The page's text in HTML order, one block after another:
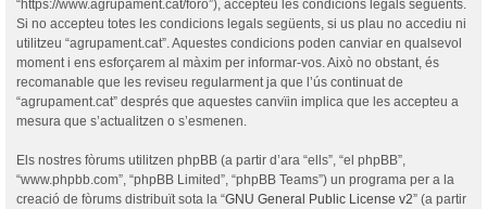
“https://www.agrupament.cat/foro”), accepteu les condicions legals següents.
Si no accepteu totes les condicions legals següents, si us plau no accediu ni
utilitzeu “agrupament.cat”. Aquestes condicions poden canviar en qualsevol
moment i ens esforçarem al màxim per informar-vos. Això no obstant, és
recomanable que les reviseu regularment ja que l’ús continuat de
“agrupament.cat” després que aquestes canvïin implica que les accepteu a
mesura que s’actualitzen o s’esmenen.
Els nostres fòrums utilitzen phpBB (a partir d’ara “ells”, “el phpBB”,
“www.phpbb.com”, “phpBB Limited”, “phpBB Teams”) un programa per a la
creació de fòrums distribuït sota la “GNU General Public License v2” (a partir